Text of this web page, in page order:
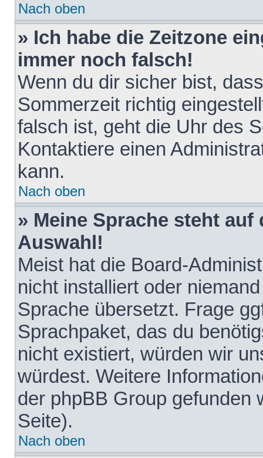
Nach oben
» Ich habe die Zeitzone
immer noch falsch!
Wenn du dir sicher bist,
Sommerzeit richtig
falsch ist, geht die Uhr des
Kontaktiere einen
kann.
Nach oben
» Meine Sprache steht
Auswahl!
Meist hat die Board-
nicht installiert oder
Sprache übersetzt. Frage
Sprachpaket, das du
nicht existiert, würden wir
würdest. Weitere
der phpBB Group gefunden
Seite).
Nach oben